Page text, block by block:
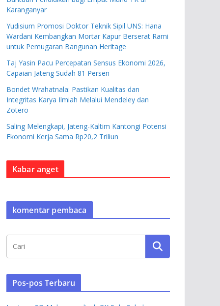
Karanganyar
Yudisium Promosi Doktor Teknik Sipil UNS: Hana
Wardani Kembangkan Mortar Kapur Berserat Rami
untuk Pemugaran Bangunan Heritage
Taj Yasin Pacu Percepatan Sensus Ekonomi 2026,
Capaian Jateng Sudah 81 Persen
Bondet Wrahatnala: Pastikan Kualitas dan
Integritas Karya Ilmiah Melalui Mendeley dan
Zotero
Saling Melengkapi, Jateng-Kaltim Kantongi Potensi
Ekonomi Kerja Sama Rp20,2 Triliun
Kabar anget
komentar pembaca
Pos-pos Terbaru